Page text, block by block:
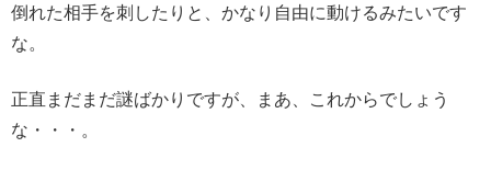
倒れた相手を刺したりと、かなり自由に動けるみたいです
な。
正直まだまだ謎ばかりですが、まあ、これからでしょう
な・・・。